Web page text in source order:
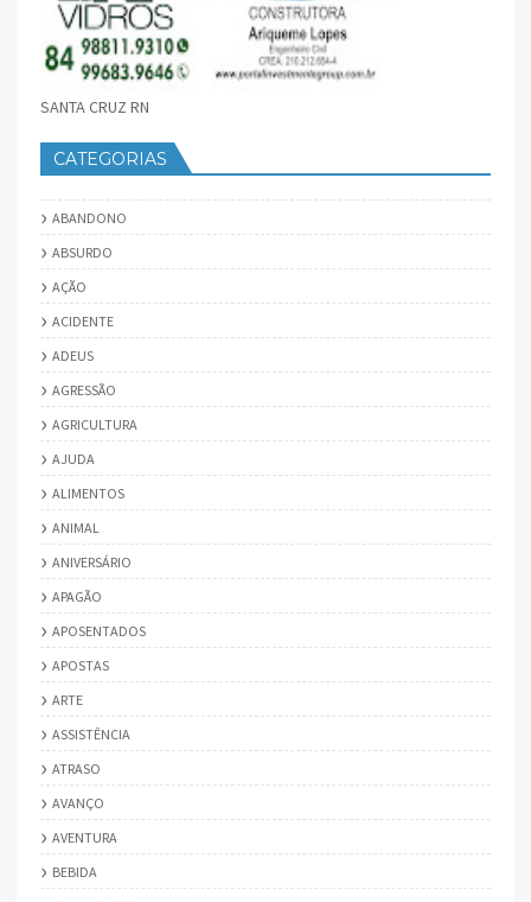
SANTA CRUZ RN
CATEGORIAS
ABANDONO
ABSURDO
AÇÃO
ACIDENTE
ADEUS
AGRESSÃO
AGRICULTURA
AJUDA
ALIMENTOS
ANIMAL
ANIVERSÁRIO
APAGÃO
APOSENTADOS
APOSTAS
ARTE
ASSISTÊNCIA
ATRASO
AVANÇO
AVENTURA
BEBIDA